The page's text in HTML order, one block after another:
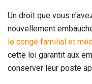
Un droit que vous
nouvellement
le congé familial et
cette loi garantit aux
conserver leur poste